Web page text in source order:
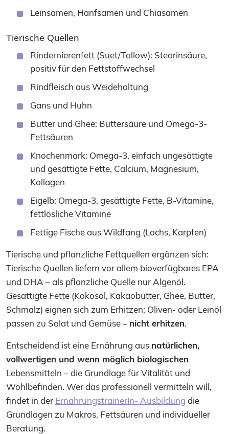
Leinsamen, Hanfsamen und Chiasamen
Tierische Quellen
Rindernierenfett (Suet/Tallow): Stearinsäure,
positiv für den Fettstoffwechsel
Rindfleisch aus Weidehaltung
Gans und Huhn
Butter und Ghee: Buttersäure und Omega-3-
Fettsäuren
Knochenmark: Omega-3, einfach ungesättigte
und gesättigte Fette, Calcium, Magnesium,
Kollagen
Eigelb: Omega-3, gesättigte Fette, B-Vitamine,
fettlösliche Vitamine
Fettige Fische aus Wildfang (Lachs, Karpfen)
Tierische und pflanzliche Fettquellen ergänzen sich:
Tierische Quellen liefern vor allem bioverfügbares EPA
und DHA – als pflanzliche Quelle nur Algenöl.
Gesättigte Fette (Kokosöl, Kakaobutter, Ghee, Butter,
Schmalz) eignen sich zum Erhitzen; Oliven- oder Leinöl
passen zu Salat und Gemüse – nicht erhitzen.
Entscheidend ist eine Ernährung aus natürlichen,
vollwertigen und wenn möglich biologischen
Lebensmitteln – die Grundlage für Vitalität und
Wohlbefinden. Wer das professionell vermitteln will,
findet in der ErnährungstrainerIn- Ausbildung die
Grundlagen zu Makros, Fettsäuren und individueller
Beratung.